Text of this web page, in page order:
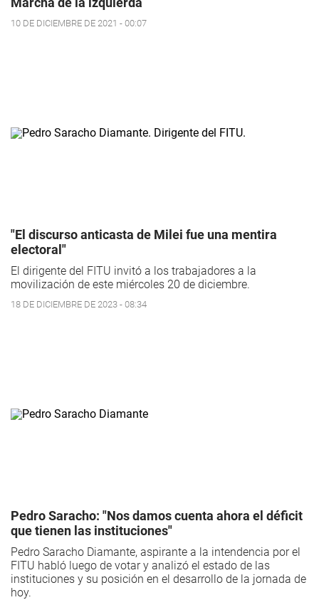
10 DE DICIEMBRE DE 2021 - 00:07
"El discurso anticasta de Milei fue una mentira
electoral"
El dirigente del FITU invitó a los trabajadores a la
movilización de este miércoles 20 de diciembre.
18 DE DICIEMBRE DE 2023 - 08:34
Pedro Saracho: "Nos damos cuenta ahora el déficit
que tienen las instituciones"
Pedro Saracho Diamante, aspirante a la intendencia por el
FITU habló luego de votar y analizó el estado de las
instituciones y su posición en el desarrollo de la jornada de
hoy.